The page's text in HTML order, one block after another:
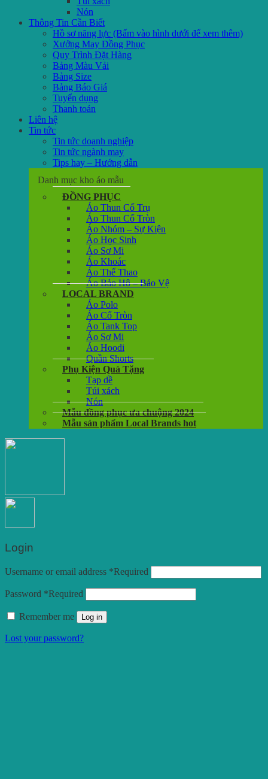
Nón
Thông Tin Cần Biết
Hồ sơ năng lực (Bấm vào hình dưới để xem thêm)
Xưởng May Đồng Phục
Quy Trình Đặt Hàng
Bảng Màu Vải
Bảng Size
Bảng Báo Giá
Tuyển dụng
Thanh toán
Liên hệ
Tin tức
Tin tức doanh nghiệp
Tin tức ngành may
Tips hay – Hướng dẫn
Danh mục kho áo mẫu
ĐỒNG PHỤC
Áo Thun Cổ Trụ
Áo Thun Cổ Tròn
Áo Nhóm – Sự Kiện
Áo Học Sinh
Áo Sơ Mi
Áo Khoác
Áo Thể Thao
Áo Bảo Hộ – Bảo Vệ
LOCAL BRAND
Áo Polo
Áo Cổ Tròn
Áo Tank Top
Áo Sơ Mi
Áo Hoodi
Quần Shorts
Phụ Kiện Quà Tặng
Tạp dề
Túi xách
Nón
Mẫu đồng phục ưa chuộng 2024
Mẫu sản phẩm Local Brands hot
Login
Username or email address *Required
Password *Required
Remember me Log in
Lost your password?